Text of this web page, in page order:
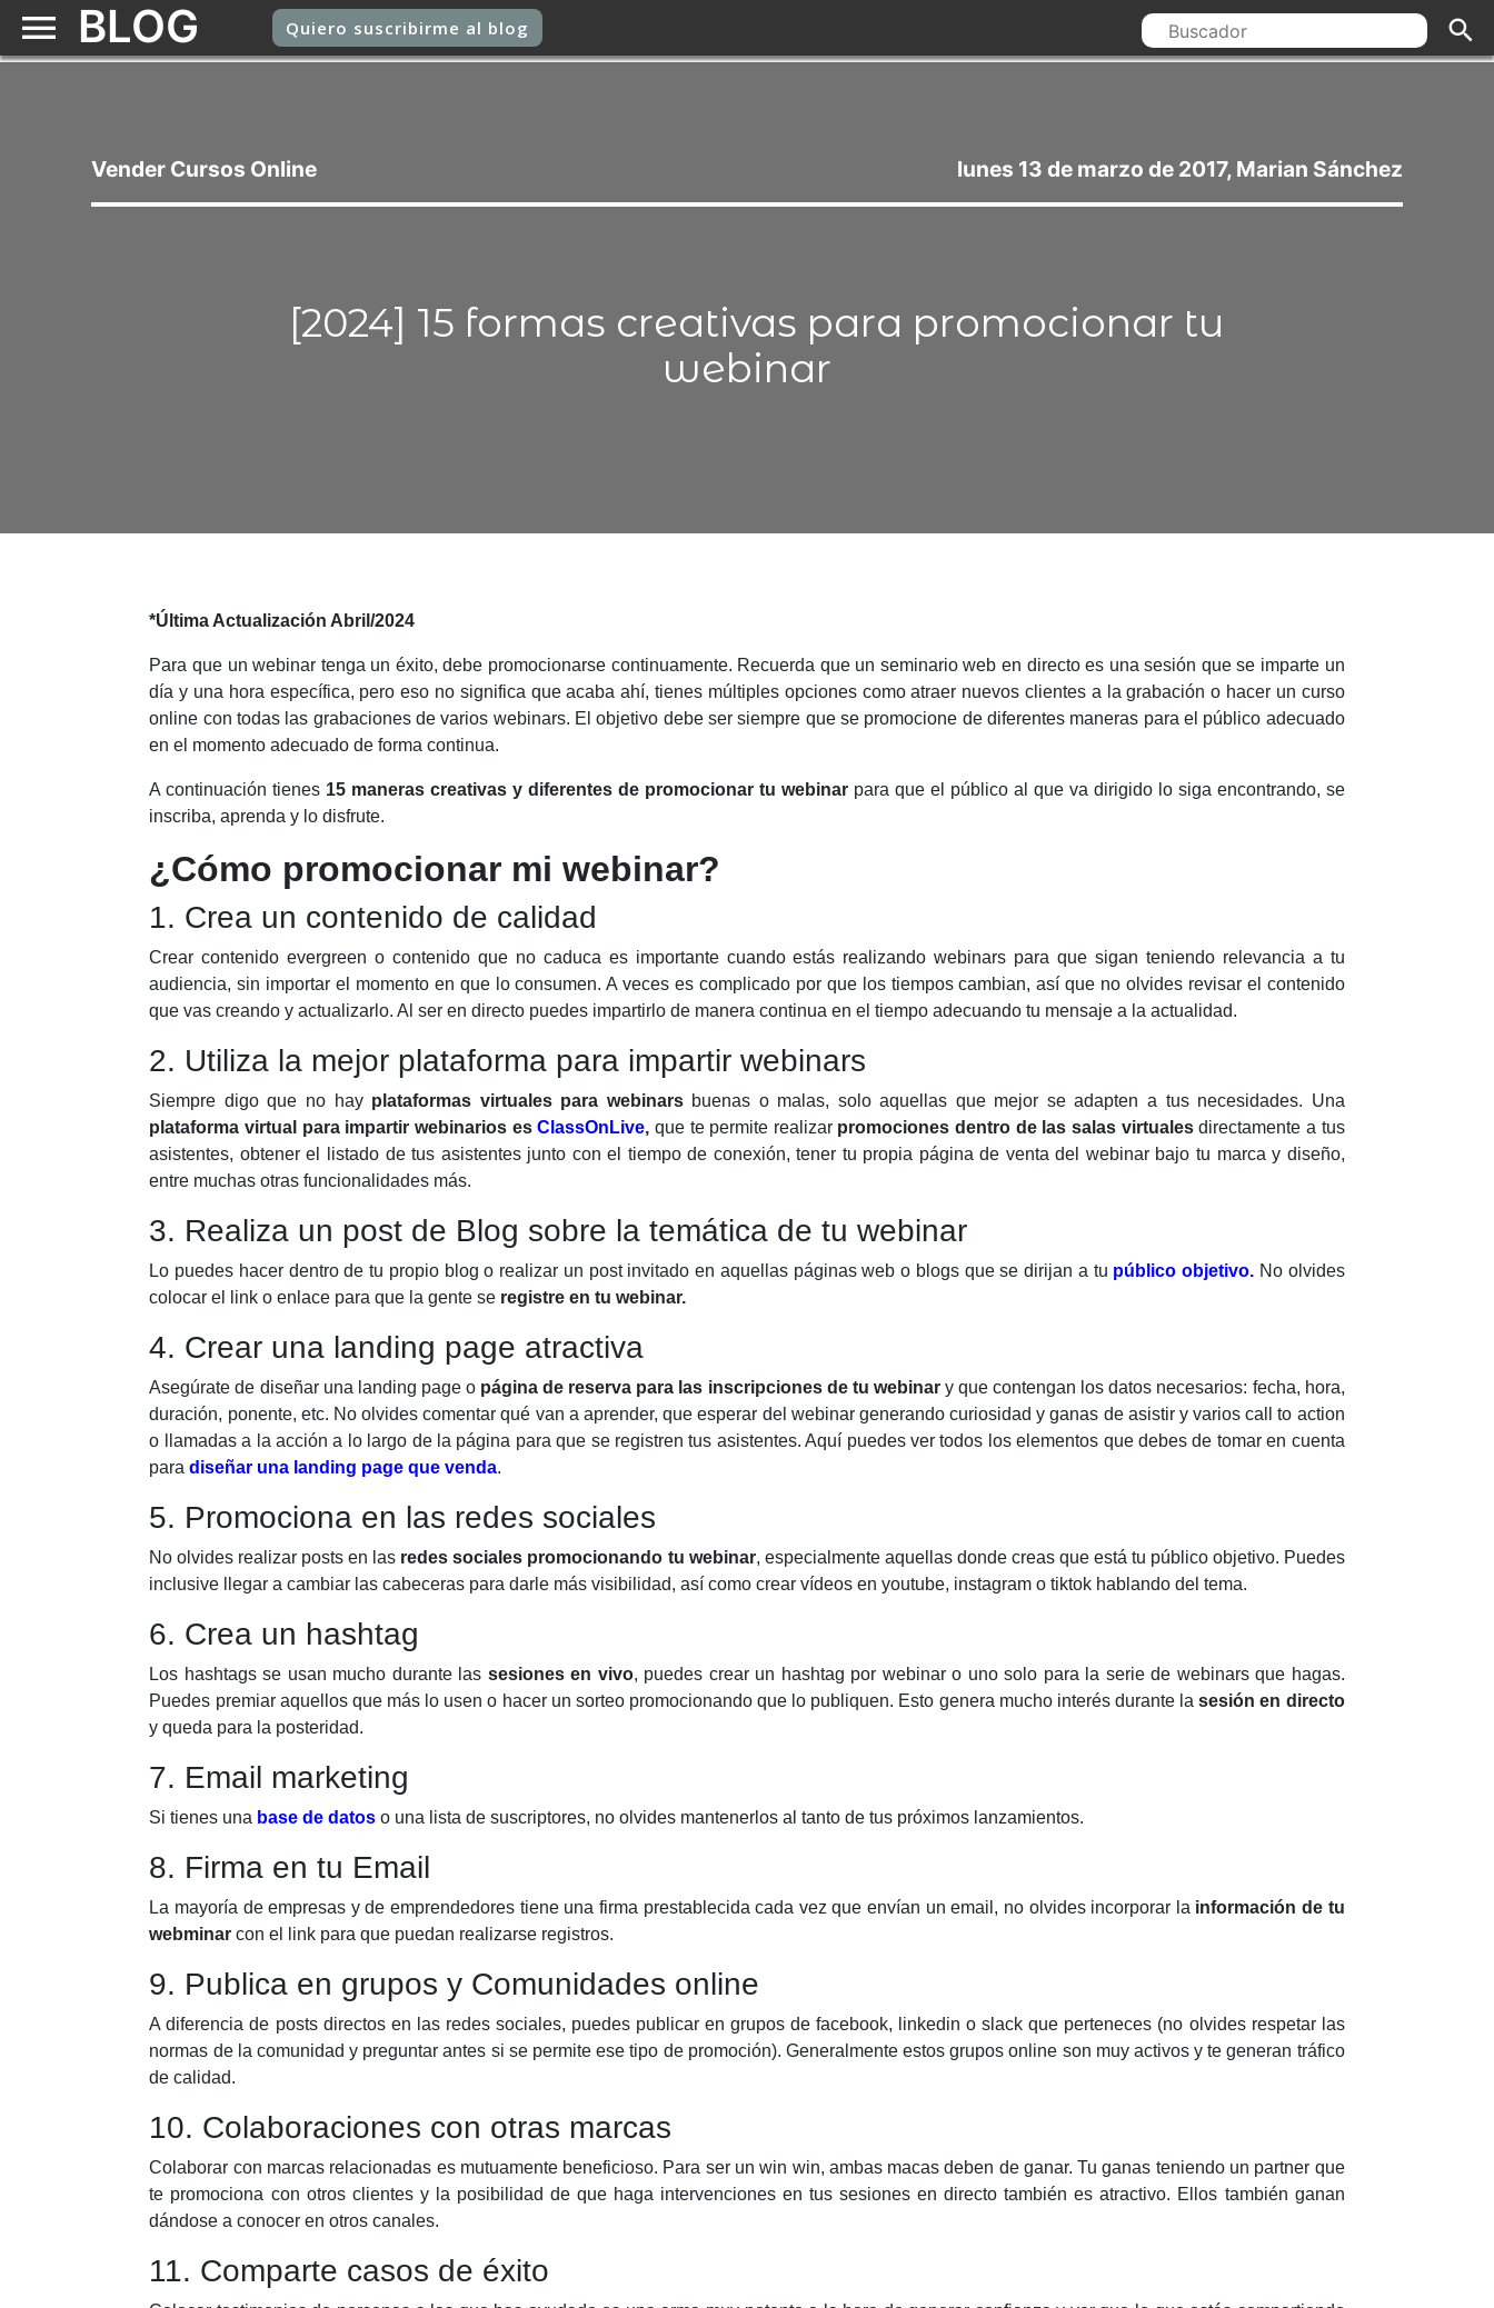
BLOG Quiero suscribirme al blog
Vender Cursos Online lunes 13 de marzo de 2017, Marian Sánchez
[2024] 15 formas creativas para promocionar tu
webinar
*Última Actualización Abril/2024
Para que un webinar tenga un éxito, debe promocionarse continuamente. Recuerda que un seminario web en directo es una sesión que se imparte un
día y una hora específica, pero eso no significa que acaba ahí, tienes múltiples opciones como atraer nuevos clientes a la grabación o hacer un curso
online con todas las grabaciones de varios webinars. Elobjetivo debe ser siempre que se promocione de diferentes maneras para el público adecuado
en el momento adecuado de forma continua.
A continuación tienes 15 maneras creativas y diferentes de promocionar tu webinar para que el público al que va dirigido lo siga encontrando, se
inscriba, aprenda y lo disfrute.
¿Cómo promocionar mi webinar?
1. Crea un contenido de calidad
Crear contenido evergreen o contenido que no caduca es importante cuando estás realizando webinars para que sigan teniendo relevancia a tu
audiencia, sin importar el momento en que lo consumen. A veces es complicado por que los tiempos cambian, así que no olvides revisar el contenido
que vas creando y actualizarlo. Al ser en directo puedes impartirlo de manera continua en el tiempo adecuando tu mensaje a la actualidad.
2. Utiliza la mejor plataforma para impartir webinars
Siempre digo que no hay plataformas virtuales para webinarsbuenas o malas, solo aquellas que mejor se adapten a tus necesidades. Una
plataforma virtual para impartir webinarios esClassOnLive, que te permite realizarpromociones dentro de las salas virtualesdirectamente a tus
asistentes, obtener el listado de tus asistentes junto con el tiempo de conexión, tener tu propia página de venta del webinar bajo tu marca y diseño,
entre muchas otras funcionalidades más.
3. Realiza un post de Blog sobre la temática de tu webinar
Lo puedes hacer dentro de tu propio blog o realizar un post invitado en aquellas páginas web o blogs que se dirijan a tu público objetivo. No olvides
colocar el link o enlace para que la gente se registre en tu webinar.
4. Crear una landing page atractiva
Asegúrate de diseñar una landing page o página de reserva para las inscripciones de tu webinar y que contengan los datos necesarios: fecha, hora,
duración, ponente, etc. No olvides comentar qué van a aprender, que esperar del webinar generando curiosidad y ganas de asistir y varios call to action
o llamadas a la acción a lo largo de la página para que se registren tus asistentes. Aquí puedes ver todos los elementos que debes de tomar en cuenta
paradiseñar una landing page que venda.
5. Promociona en las redes sociales
No olvides realizar posts en las redes sociales promocionando tu webinar, especialmente aquellas donde creas que está tu público objetivo. Puedes
inclusive llegar a cambiar las cabeceras para darle más visibilidad, así como crear vídeos en youtube, instagram o tiktok hablando del tema.
6. Crea un hashtag
Los hashtags se usan mucho durante las sesiones en vivo, puedes crear un hashtag por webinar o uno solo para la serie de webinars que hagas.
Puedes premiar aquellos que más lo usen o hacer un sorteo promocionando que lo publiquen. Esto genera mucho interés durante lasesión en directo
y queda para la posteridad.
7. Email marketing
Si tienes una base de datos o una lista de suscriptores, no olvides mantenerlos al tanto de tus próximos lanzamientos.
8. Firma en tu Email
La mayoría de empresas y de emprendedores tiene una firma prestablecida cada vez que envían un email, no olvides incorporar la información de tu
webminar con el link para que puedan realizarse registros.
9. Publica en grupos y Comunidades online
A diferencia de posts directos en las redes sociales, puedes publicar en grupos de facebook, linkedin o slack que perteneces (no olvides respetar las
normas de la comunidad y preguntar antes si se permite ese tipo de promoción). Generalmente estos grupos online son muy activos y te generan tráfico
de calidad.
10. Colaboraciones con otras marcas
Colaborar con marcas relacionadas es mutuamente beneficioso. Para ser un win win, ambas macas deben de ganar. Tu ganas teniendo un partner que
te promociona con otros clientes y la posibilidad de que haga intervenciones en tus sesiones en directo también es atractivo. Ellos también ganan
dándose a conocer en otros canales.
11. Comparte casos de éxito